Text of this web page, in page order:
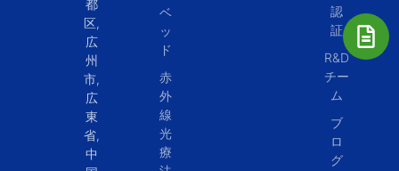
都
区,
広
州
市,
広
東
省,
中
ベ
ッ
ド
赤
外
線
光
療
認
証
R&D
チー
ム
ブ
ロ
グ